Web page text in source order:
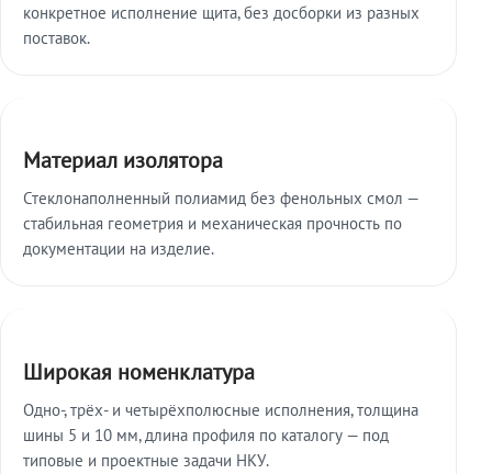
конкретное исполнение щита, без досборки из разных
поставок.
Материал изолятора
Стеклонаполненный полиамид без фенольных смол —
стабильная геометрия и механическая прочность по
документации на изделие.
Широкая номенклатура
Одно-, трёх- и четырёхполюсные исполнения, толщина
шины 5 и 10 мм, длина профиля по каталогу — под
типовые и проектные задачи НКУ.